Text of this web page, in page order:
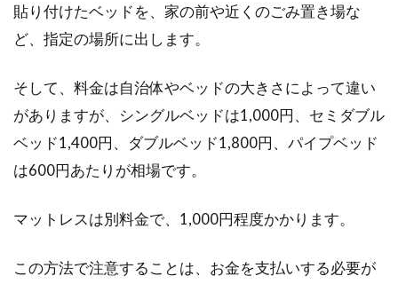
どうしてもエアコンに頼りがちな熱帯夜。体が
も掛けな...
おしゃれな海外のベッドルームの画
えておしゃれなお部...
貼り付けたベッドを、家の前や近くのごみ置き場な
ど、指定の場所に出します。
そして、料金は自治体やベッドの大きさによって違い
がありますが、シングルベッドは1,000円、セミダブル
ベッド1,400円、ダブルベッド1,800円、パイプベッド
は600円あたりが相場です。
マットレスは別料金で、1,000円程度かかります。
この方法で注意することは、お金を支払いする必要が